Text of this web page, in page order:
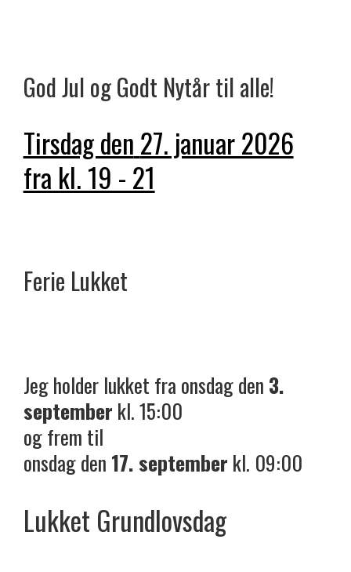
God Jul og Godt Nytår til alle!
Tirsdag den27. januar 2026
fra kl. 19 - 21
Ferie Lukket
Jeg holder lukket fra onsdag den 3.
september kl. 15:00
og frem til
onsdag den 17. september kl. 09:00
Lukket Grundlovsdag